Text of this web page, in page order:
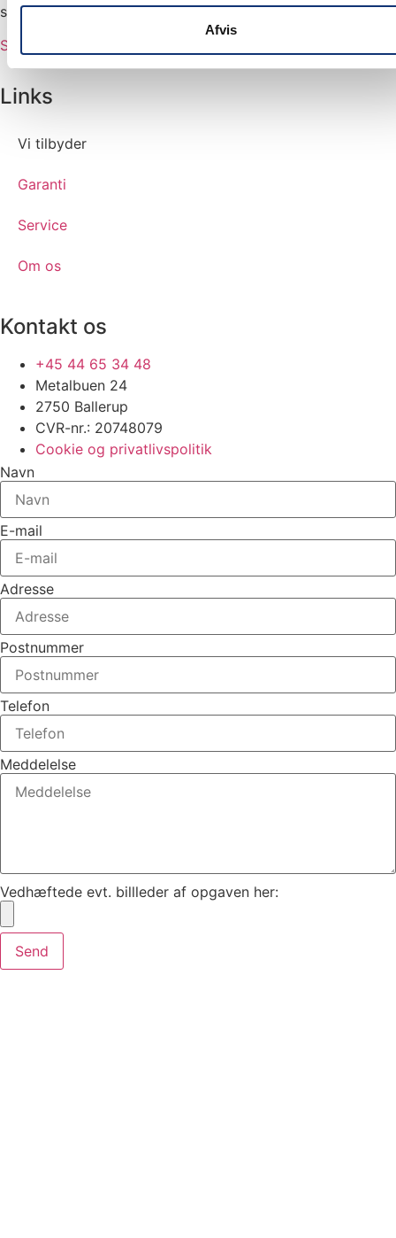
Afvis
serviceaftaler.
Se mere her
Links
Vi tilbyder
Garanti
Service
Om os
Kontakt os
+45 44 65 34 48
Metalbuen 24
2750 Ballerup
CVR-nr.: 20748079
Cookie og privatlivspolitik
Navn
E-mail
Adresse
Postnummer
Telefon
Meddelelse
Vedhæftede evt. billleder af opgaven her:
Send